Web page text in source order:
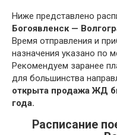
Ниже представлено
Богоявленск —
Время отправления и
назначения указано по
Рекомендуем заранее
для большинства
открыта продажа ЖД
года.
Расписание